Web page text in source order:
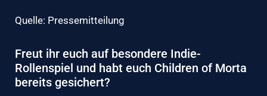
Quelle: Pressemitteilung
Freut ihr euch auf besondere Indie-
Rollenspiel und habt euch Children of Morta
bereits gesichert?